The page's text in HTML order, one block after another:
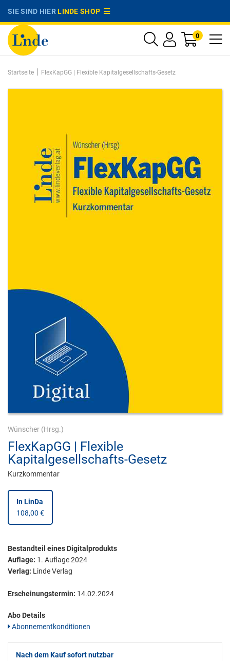
SIE SIND HIERLINDE SHOP
0
Startseite | FlexKapGG | Flexible Kapitalgesellschafts-Gesetz
Wünscher (Hrsg.)
FlexKapGG | Flexible
Kapitalgesellschafts-Gesetz
Kurzkommentar
In LinDa
108,00 €
Bestandteil eines Digitalprodukts
Auflage: 1. Auflage 2024
Verlag: Linde Verlag
Erscheinungstermin: 14.02.2024
Abo Details
Abonnementkonditionen
Nach dem Kauf sofort nutzbar